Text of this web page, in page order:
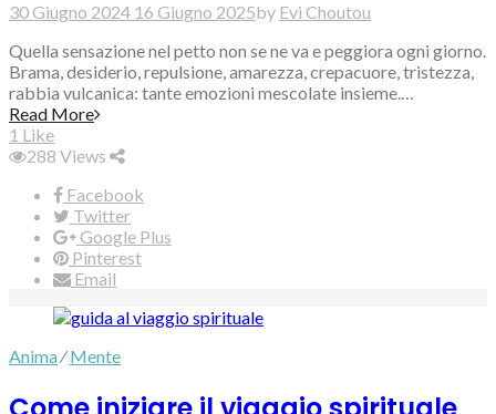
30 Giugno 2024 16 Giugno 2025by Evi Choutou
Quella sensazione nel petto non se ne va e peggiora ogni giorno.
Brama, desiderio, repulsione, amarezza, crepacuore, tristezza,
rabbia vulcanica: tante emozioni mescolate insieme.…
Read More
1 Like
288 Views
Facebook
Twitter
Google Plus
Pinterest
Email
Anima⁄Mente